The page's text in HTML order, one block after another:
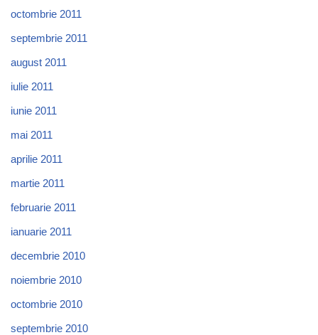
octombrie 2011
septembrie 2011
august 2011
iulie 2011
iunie 2011
mai 2011
aprilie 2011
martie 2011
februarie 2011
ianuarie 2011
decembrie 2010
noiembrie 2010
octombrie 2010
septembrie 2010